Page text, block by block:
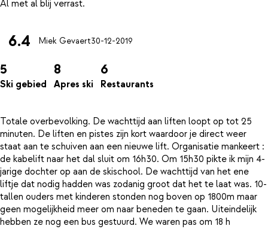
6.4 Miek Gevaert30-12-2019
5
Ski gebied
8
Apres ski
6
Restaurants
Totale overbevolking. De wachttijd aan liften loopt op tot 25
minuten. De liften en pistes zijn kort waardoor je direct weer
staat aan te schuiven aan een nieuwe lift. Organisatie mankeert :
de kabelift naar het dal sluit om 16h30. Om 15h30 pikte ik mijn 4-
jarige dochter op aan de skischool. De wachttijd van het ene
liftje dat nodig hadden was zodanig groot dat het te laat was. 10-
tallen ouders met kinderen stonden nog boven op 1800m maar
geen mogelijkheid meer om naar beneden te gaan. Uiteindelijk
hebben ze nog een bus gestuurd. We waren pas om 18 h